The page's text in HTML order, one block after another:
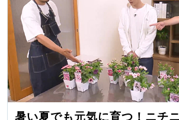
暑い夏でも元気に育つ！ニチ